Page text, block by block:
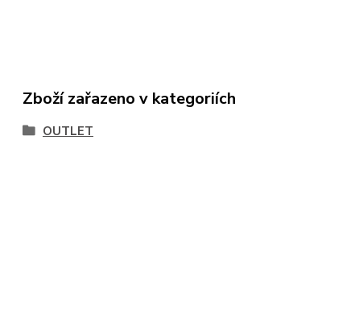
Zboží zařazeno v kategoriích
OUTLET